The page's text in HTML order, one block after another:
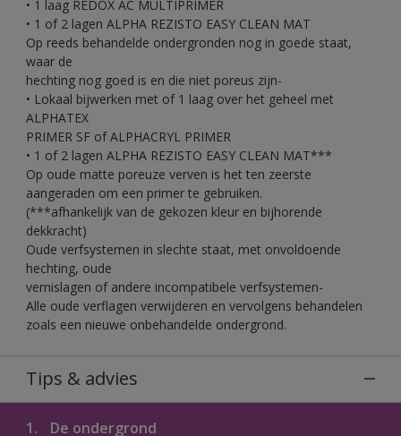
• 1 laag REDOX AC MULTIPRIMER
• 1 of 2 lagen ALPHA REZISTO EASY CLEAN MAT
Op reeds behandelde ondergronden nog in goede staat,
waar de
hechting nog goed is en die niet poreus zijn-
• Lokaal bijwerken met of 1 laag over het geheel met
ALPHATEX
PRIMER SF of ALPHACRYL PRIMER
• 1 of 2 lagen ALPHA REZISTO EASY CLEAN MAT***
Op oude matte poreuze verven is het ten zeerste
aangeraden om een primer te gebruiken.
(***afhankelijk van de gekozen kleur en bijhorende
dekkracht)
Oude verfsystemen in slechte staat, met onvoldoende
hechting, oude
vernislagen of andere incompatibele verfsystemen-
Alle oude verflagen verwijderen en vervolgens behandelen
zoals een nieuwe onbehandelde ondergrond.
Tips & advies
1. De ondergrond